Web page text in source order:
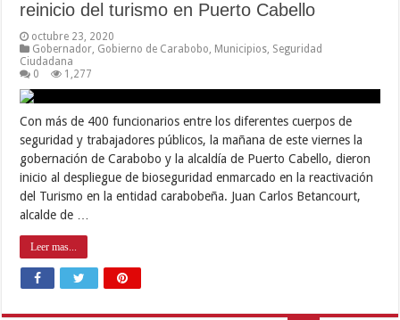
reinicio del turismo en Puerto Cabello
octubre 23, 2020
Gobernador Gobierno de Carabobo Municipios Seguridad
Ciudadana
0
1,277
Con más de 400 funcionarios entre los diferentes cuerpos de
seguridad y trabajadores públicos, la mañana de este viernes la
gobernación de Carabobo y la alcaldía de Puerto Cabello, dieron
inicio al despliegue de bioseguridad enmarcado en la reactivación
del Turismo en la entidad carabobeña. Juan Carlos Betancourt,
alcalde de …
Leer mas...